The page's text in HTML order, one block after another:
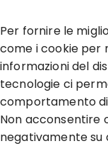
Per fornire le
come i cookie per
informazioni del
tecnologie ci
comportamento di
Non acconsentire
negativamente su